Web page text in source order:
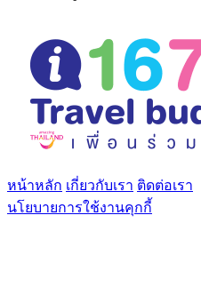
หน้าหลัก เกี่ยวกับเรา ติดต่อเรา
นโยบายการใช้งานคุกกี้